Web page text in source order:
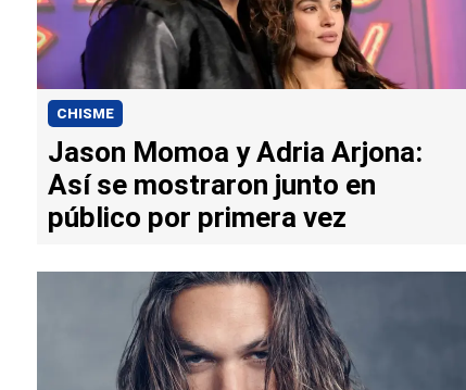
CHISME
Jason Momoa y Adria Arjona:
Así se mostraron junto en
público por primera vez